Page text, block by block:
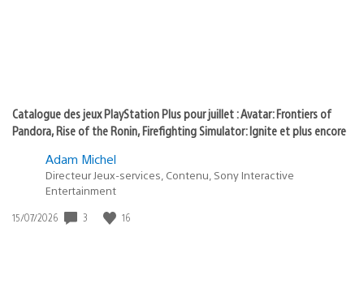
Catalogue des jeux PlayStation Plus pour juillet : Avatar: Frontiers of
Pandora, Rise of the Ronin, Firefighting Simulator: Ignite et plus encore
Adam Michel
Directeur Jeux-services, Contenu, Sony Interactive
Entertainment
Date
15/07/2026 3 16